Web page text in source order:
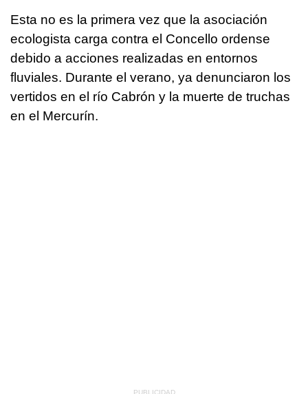
Esta no es la primera vez que la asociación
ecologista carga contra el Concello ordense
debido a acciones realizadas en entornos
fluviales. Durante el verano, ya denunciaron los
vertidos en el río Cabrón y la muerte de truchas
en el Mercurín.